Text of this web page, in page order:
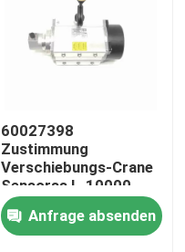
60027398
Zustimmung
Verschiebungs-Crane
Sensorss L-10000-
24-C2 IOS9001
Anfrage absenden